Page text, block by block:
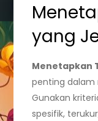
yang
Menetapkan
penting dalam
Gunakan
spesifik,